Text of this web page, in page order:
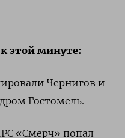
этой минуте:
Чернигов и
Гостомель.
«Смерч» попал